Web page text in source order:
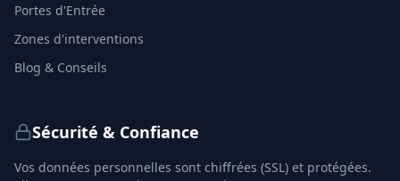
Portes d'Entrée
Zones d'interventions
Blog & Conseils
Sécurité & Confiance
Vos données personnelles sont chiffrées (SSL) et protégées.